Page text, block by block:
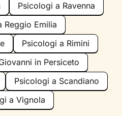
Psicologi a Ravenna
Reggio Emilia
Psicologi a Rimini
in Persiceto
Psicologi a Scandiano
a Vignola